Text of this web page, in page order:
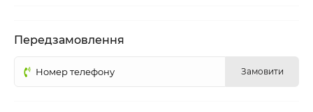
Передзамовлення
Замовити